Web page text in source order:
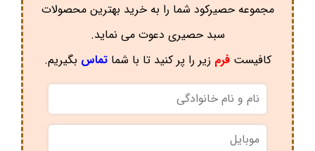
مجموعه حصیرکود شما را به خرید بهترین محصولات
سبد حصیری دعوت می نماید.
کافیستفرم زیر را پر کنید تا با شماتماس بگیریم.
نام
و
نام
خانوادگی
موبایل